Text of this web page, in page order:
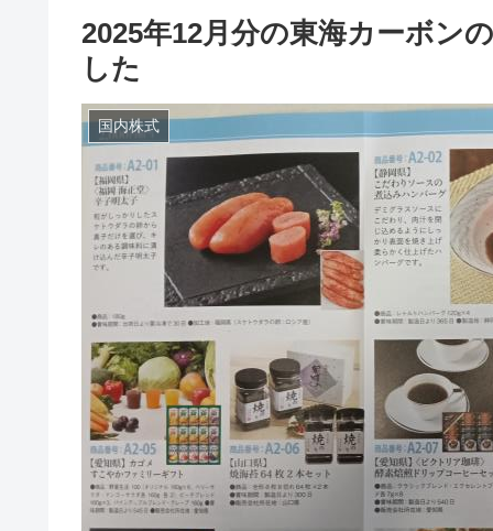
2025年12月分の東海カーボン
した
国内株式